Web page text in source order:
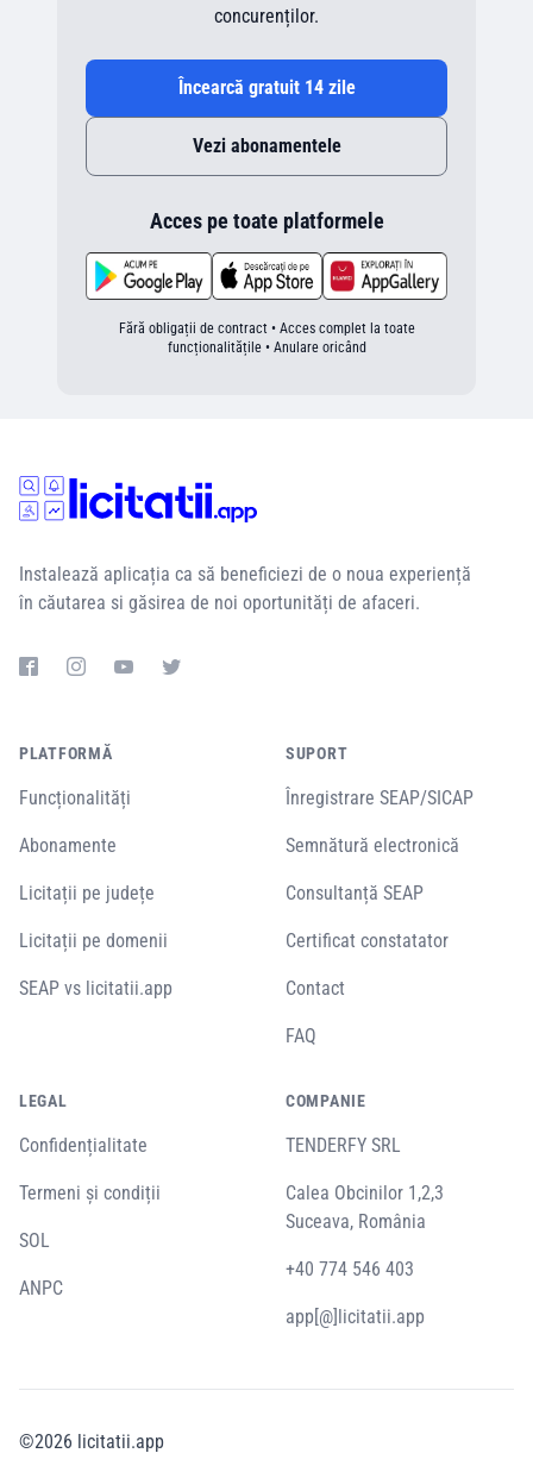
concurenților.
Încearcă gratuit 14 zile
Vezi abonamentele
Acces pe toate platformele
Fără obligații de contract • Acces complet la toate
funcționalitățile • Anulare oricând
Instalează aplicația ca să beneficiezi de o noua experiență
în căutarea si găsirea de noi oportunități de afaceri.
PLATFORMĂ
Funcționalități
Abonamente
Licitații pe județe
Licitații pe domenii
SEAP vs licitatii.app
SUPORT
Înregistrare SEAP/SICAP
Semnătură electronică
Consultanță SEAP
Certificat constatator
Contact
FAQ
LEGAL
Confidențialitate
Termeni și condiții
SOL
ANPC
COMPANIE
TENDERFY SRL
Calea Obcinilor 1,2,3
Suceava, România
+40 774 546 403
app[@]licitatii.app
©2026 licitatii.app